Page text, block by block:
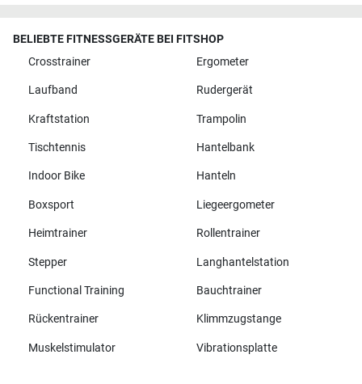
BELIEBTE FITNESSGERÄTE BEI FITSHOP
Crosstrainer
Ergometer
Laufband Rudergerät
Kraftstation Trampolin
Tischtennis Hantelbank
Indoor Bike Hanteln
Boxsport Liegeergometer
Heimtrainer Rollentrainer
Stepper Langhantelstation
Functional Training Bauchtrainer
Rückentrainer Klimmzugstange
Muskelstimulator Vibrationsplatte